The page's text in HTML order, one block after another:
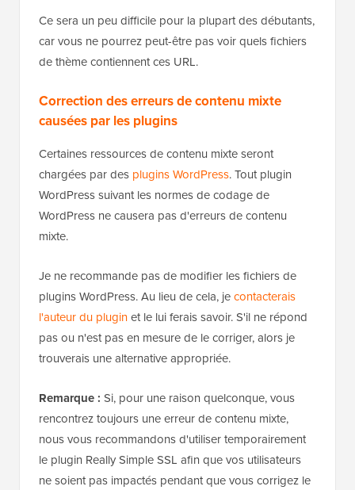
Ce sera un peu difficile pour la plupart des débutants,
car vous ne pourrez peut-être pas voir quels fichiers
de thème contiennent ces URL.
Correction des erreurs de contenu mixte
causées par les plugins
Certaines ressources de contenu mixte seront
chargées par des plugins WordPress. Tout plugin
WordPress suivant les normes de codage de
WordPress ne causera pas d'erreurs de contenu
mixte.
Je ne recommande pas de modifier les fichiers de
plugins WordPress. Au lieu de cela, jecontacterais
l'auteur du pluginet le lui ferais savoir. S'il ne répond
pas ou n'est pas en mesure de le corriger, alors je
trouverais une alternative appropriée.
Remarque : Si, pour une raison quelconque, vous
rencontrez toujours une erreur de contenu mixte,
nous vous recommandons d'utiliser temporairement
le plugin Really Simple SSL afin que vos utilisateurs
ne soient pas impactés pendant que vous corrigez le